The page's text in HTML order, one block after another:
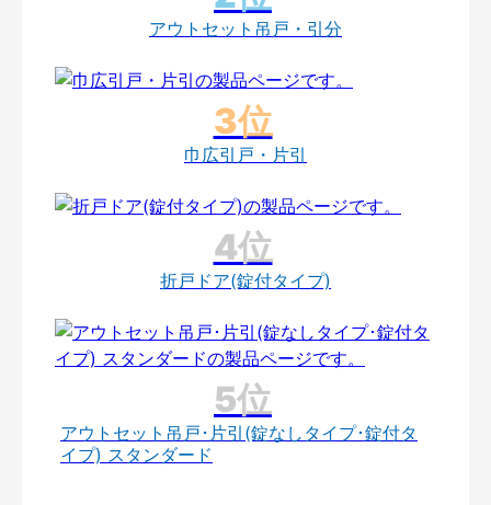
アウトセット吊戸・引分
巾広引戸・片引
折戸ドア(錠付タイプ)
アウトセット吊戸･片引(錠なしタイプ･錠付タ
イプ) スタンダード